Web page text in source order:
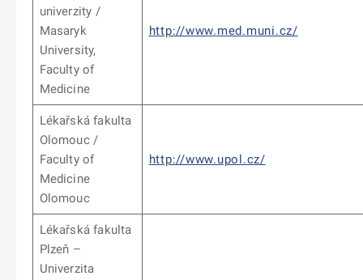
univerzity /
Masaryk
University,
Faculty of
Medicine
http://www.med.muni.cz/
Lékařská fakulta
Olomouc /
Faculty of
Medicine
Olomouc
http://www.upol.cz/
Lékařská fakulta
Plzeň –
Univerzita